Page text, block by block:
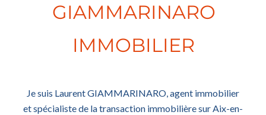
GIAMMARINARO
IMMOBILIER
Je suis Laurent GIAMMARINARO, agent immobilier
et spécialiste de la transaction immobilière sur Aix-en-